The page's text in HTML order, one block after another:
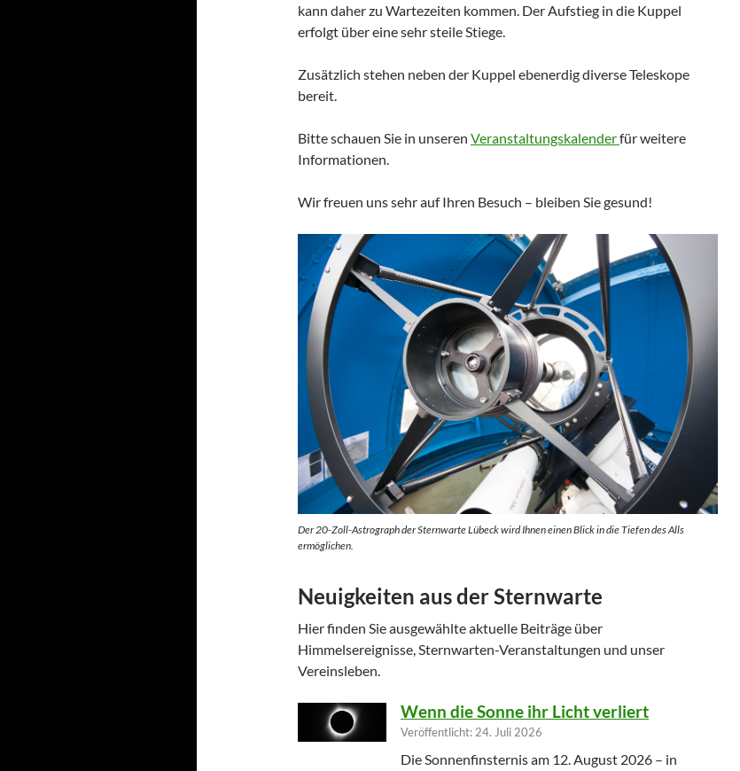
kann daher zu Wartezeiten kommen. Der Aufstieg in die Kuppel
erfolgt über eine sehr steile Stiege.
Zusätzlich stehen neben der Kuppel ebenerdig diverse Teleskope
bereit.
Bitte schauen Sie in unseren Veranstaltungskalenderfür weitere
Informationen.
Wir freuen uns sehr auf Ihren Besuch – bleiben Sie gesund!
Der 20-Zoll-Astrograph der Sternwarte Lübeck wird Ihnen einen Blick in die Tiefen des Alls
ermöglichen.
Neuigkeiten aus der Sternwarte
Hier finden Sie ausgewählte aktuelle Beiträge über
Himmelsereignisse, Sternwarten-Veranstaltungen und unser
Vereinsleben.
Wenn die Sonne ihr Licht verliert
Veröffentlicht: 24. Juli 2026
Die Sonnenfinsternis am 12. August 2026 – in